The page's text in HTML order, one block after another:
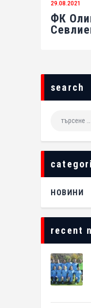
29.08.2021
ФК
search
НОВИНИ
recent